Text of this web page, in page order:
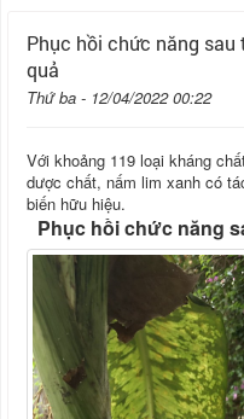
Phục hồi chức năng
quả
Thứ ba - 12/04/2022 00:22
Với khoảng 119 loại kháng
dược chất, nấm lim xanh có
biến hữu hiệu.
Phục hồi chức năng